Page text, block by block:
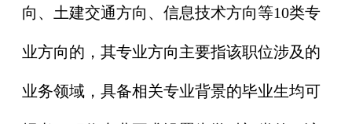
向、土建交通方向、信息技术方向等10类专
业方向的，其专业方向主要指该职位涉及的
业务领域，具备相关专业背景的毕业生均可